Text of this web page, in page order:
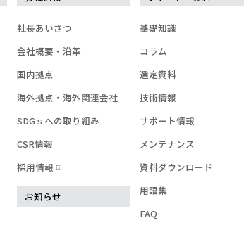
社長あいさつ
会社概要・沿革
国内拠点
海外拠点・海外関連会社
SDGｓへの取り組み
CSR情報
採用情報
お知らせ
基礎知識
コラム
選定資料
技術情報
サポート情報
メンテナンス
資料ダウンロード
用語集
FAQ